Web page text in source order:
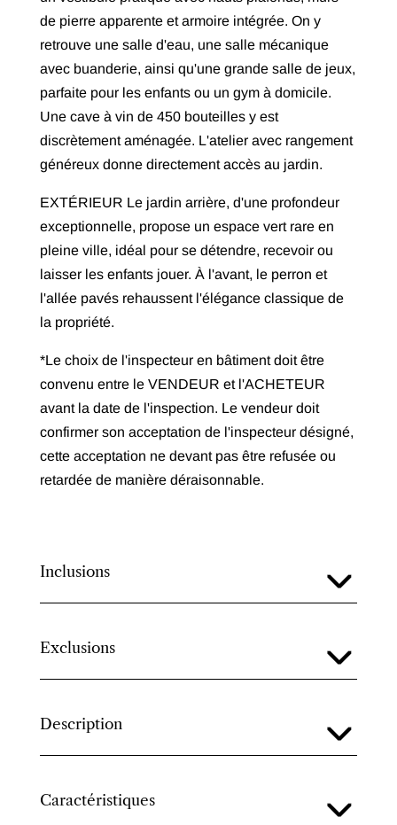
de pierre apparente et armoire intégrée. On y
retrouve une salle d'eau, une salle mécanique
avec buanderie, ainsi qu'une grande salle de jeux,
parfaite pour les enfants ou un gym à domicile.
Une cave à vin de 450 bouteilles y est
discrètement aménagée. L'atelier avec rangement
généreux donne directement accès au jardin.
EXTÉRIEUR Le jardin arrière, d'une profondeur
exceptionnelle, propose un espace vert rare en
pleine ville, idéal pour se détendre, recevoir ou
laisser les enfants jouer. À l'avant, le perron et
l'allée pavés rehaussent l'élégance classique de
la propriété.
*Le choix de l'inspecteur en bâtiment doit être
convenu entre le VENDEUR et l'ACHETEUR
avant la date de l'inspection. Le vendeur doit
confirmer son acceptation de l'inspecteur désigné,
cette acceptation ne devant pas être refusée ou
retardée de manière déraisonnable.
Inclusions
Exclusions
Description
Caractéristiques